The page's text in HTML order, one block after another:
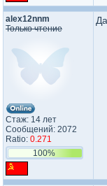
alex12nnm
Только чтение
Стаж: 14 лет
Сообщений: 2072
Ratio: 0.271
100%